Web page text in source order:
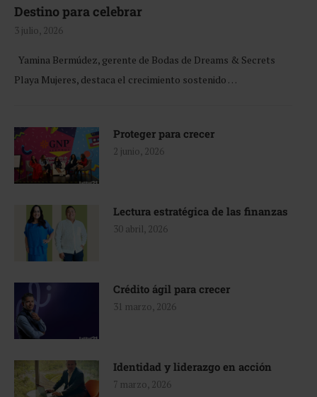
Destino para celebrar
3 julio, 2026
Yamina Bermúdez, gerente de Bodas de Dreams & Secrets
Playa Mujeres, destaca el crecimiento sostenido …
Proteger para crecer
2 junio, 2026
Lectura estratégica de las finanzas
30 abril, 2026
Crédito ágil para crecer
31 marzo, 2026
Identidad y liderazgo en acción
7 marzo, 2026